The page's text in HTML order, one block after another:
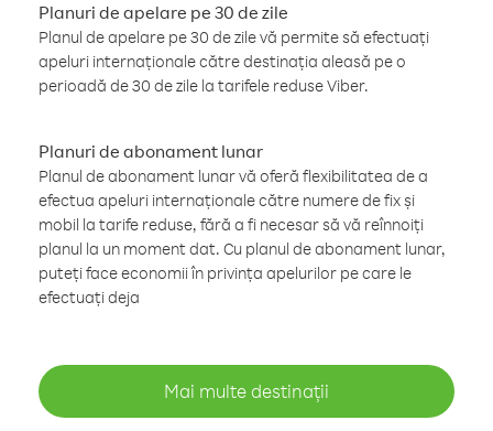
Planuri de apelare pe 30 de zile
Planul de apelare pe 30 de zile vă permite să efectuați
apeluri internaționale către destinația aleasă pe o
perioadă de 30 de zile la tarifele reduse Viber.
Planuri de abonament lunar
Planul de abonament lunar vă oferă flexibilitatea de a
efectua apeluri internaționale către numere de fix și
mobil la tarife reduse, fără a fi necesar să vă reînnoiți
planul la un moment dat. Cu planul de abonament lunar,
puteți face economii în privința apelurilor pe care le
efectuați deja
Mai multe destinații